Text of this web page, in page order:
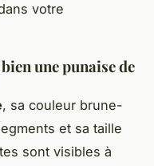
votre
une punaise de
, sa couleur brune-
et sa taille
sont visibles à